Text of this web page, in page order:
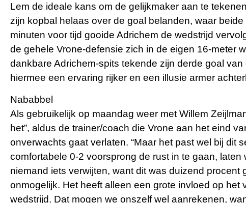
Lem de ideale kans om de gelijkmaker aan te
zijn kopbal helaas over de goal belanden, waar
minuten voor tijd gooide Adrichem de wedstrijd
de gehele Vrone-defensie zich in de eigen 16-meter
dankbare Adrichem-spits tekende zijn derde goal
hiermee een ervaring rijker en een illusie armer
Nababbel
Als gebruikelijk op maandag weer met Willem
het”, aldus de trainer/coach die Vrone aan het eind
onverwachts gaat verlaten. “Maar het past wel bij dit
comfortabele 0-2 voorsprong de rust in te gaan, laten
niemand iets verwijten, want dit was duizend procent
onmogelijk. Het heeft alleen een grote invloed op het
wedstrijd. Dat mogen we onszelf wel aanrekenen,